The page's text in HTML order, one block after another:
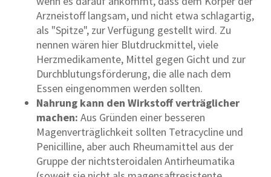
Arzneistoff langsam, und nicht etwa schlagartig,
als "Spitze", zur Verfügung gestellt wird. Zu
nennen wären hier Blutdruckmittel, viele
Herzmedikamente, Mittel gegen Gicht und zur
Durchblutungsförderung, die alle nach dem
Essen eingenommen werden sollten.
Nahrung kann den Wirkstoff verträglicher
machen: Aus Gründen einer besseren
Magenverträglichkeit sollten Tetracycline und
Penicilline, aber auch Rheumamittel aus der
Gruppe der nichtsteroidalen Antirheumatika